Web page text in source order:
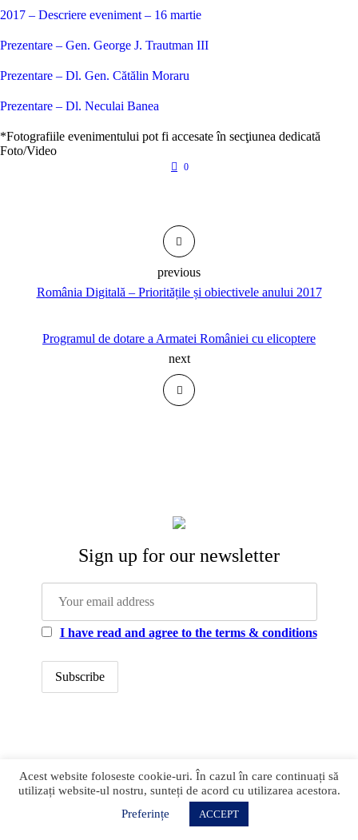
2017 – Descriere eveniment – 16 martie
Prezentare – Gen. George J. Trautman III
Prezentare – Dl. Gen. Cătălin Moraru
Prezentare – Dl. Neculai Banea
*Fotografiile evenimentului pot fi accesate în secţiunea dedicată
Foto/Video
0
România Digitală – Prioritățile și obiectivele anului 2017
previous
Programul de dotare a Armatei României cu elicoptere
next
Sign up for our newsletter
I have read and agree to the terms & conditions
office@newstrategycenter.ro (+40) 0753 103 310
Strada Jiului, nr. 133, et. 1, ap. 3, sector 1
Bucharest
Acest website foloseste cookie-uri. În cazul în care continuați să
utilizați website-ul nostru, sunteți de acord cu utilizarea acestora.
Preferințe
ACCEPT